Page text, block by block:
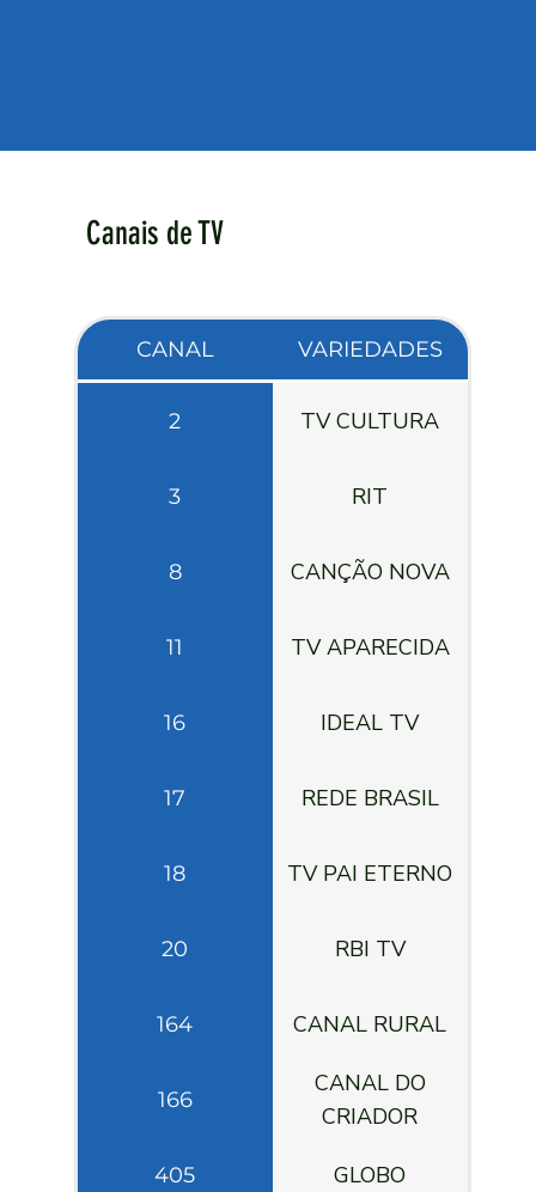
Canais de TV
CANAL VARIEDADES
2 TV CULTURA
3 RIT
8 CANÇÃO NOVA
11 TV APARECIDA
16 IDEAL TV
17 REDE BRASIL
18 TV PAI ETERNO
20 RBI TV
164 CANAL RURAL
166
CANAL DO
CRIADOR
405 GLOBO